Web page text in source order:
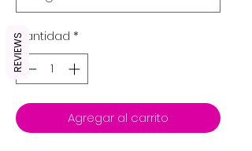
Cantidad *
Agregar al carrito
REVIEWS